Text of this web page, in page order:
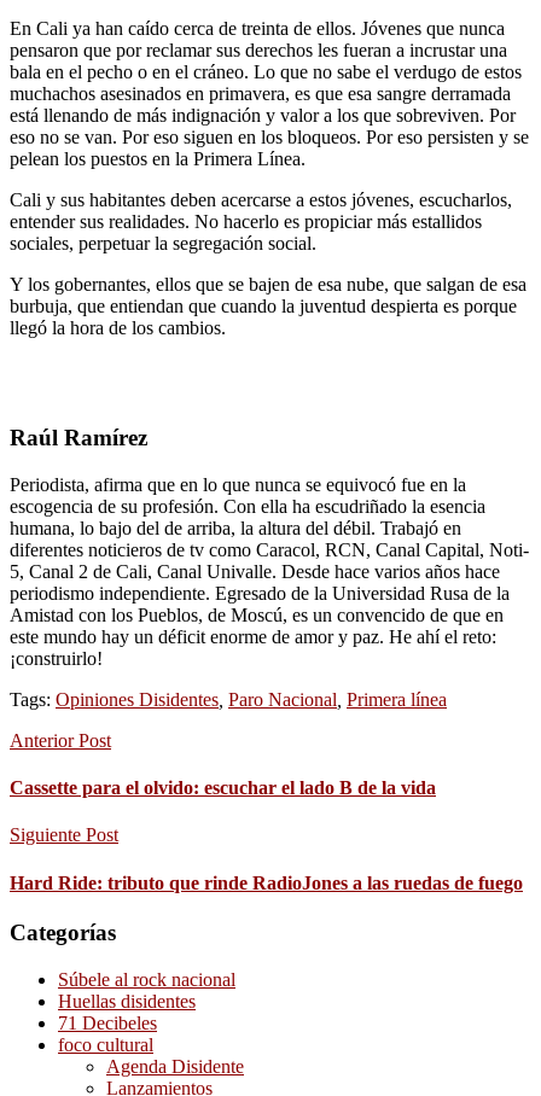
En Cali ya han caído cerca de treinta de ellos. Jóvenes que nunca
pensaron que por reclamar sus derechos les fueran a incrustar una
bala en el pecho o en el cráneo. Lo que no sabe el verdugo de estos
muchachos asesinados en primavera, es que esa sangre derramada
está llenando de más indignación y valor a los que sobreviven. Por
eso no se van. Por eso siguen en los bloqueos. Por eso persisten y se
pelean los puestos en la Primera Línea.
Cali y sus habitantes deben acercarse a estos jóvenes, escucharlos,
entender sus realidades. No hacerlo es propiciar más estallidos
sociales, perpetuar la segregación social.
Y los gobernantes, ellos que se bajen de esa nube, que salgan de esa
burbuja, que entiendan que cuando la juventud despierta es porque
llegó la hora de los cambios.
Raúl Ramírez
Periodista, afirma que en lo que nunca se equivocó fue en la
escogencia de su profesión. Con ella ha escudriñado la esencia
humana, lo bajo del de arriba, la altura del débil. Trabajó en
diferentes noticieros de tv como Caracol, RCN, Canal Capital, Noti-
5, Canal 2 de Cali, Canal Univalle. Desde hace varios años hace
periodismo independiente. Egresado de la Universidad Rusa de la
Amistad con los Pueblos, de Moscú, es un convencido de que en
este mundo hay un déficit enorme de amor y paz. He ahí el reto:
¡construirlo!
Tags: Opiniones Disidentes Paro Nacional Primera línea
Anterior Post
Cassette para el olvido: escuchar el lado B de la vida
Siguiente Post
Hard Ride: tributo que rinde RadioJones a las ruedas de fuego
Categorías
Súbele al rock nacional
Huellas disidentes
71 Decibeles
foco cultural
Agenda Disidente
Lanzamientos